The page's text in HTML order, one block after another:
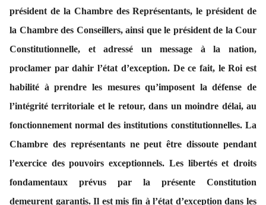
président de la Chambre des Représentants, le président de
la Chambre des Conseillers, ainsi que le président de la Cour
Constitutionnelle, et adressé un message à la nation,
proclamer par dahir l’état d’exception. De ce fait, le Roi est
habilité à prendre les mesures qu’imposent la défense de
l’intégrité territoriale et le retour, dans un moindre délai, au
fonctionnement normal des institutions constitutionnelles. La
Chambre des représentants ne peut être dissoute pendant
l’exercice des pouvoirs exceptionnels. Les libertés et droits
fondamentaux prévus par la présente Constitution
demeurent garantis. Il est mis fin à l’état d’exception dans les